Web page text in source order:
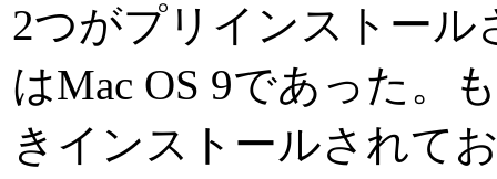
2つがプリインストー
はMac OS 9であった。
きインストールされて